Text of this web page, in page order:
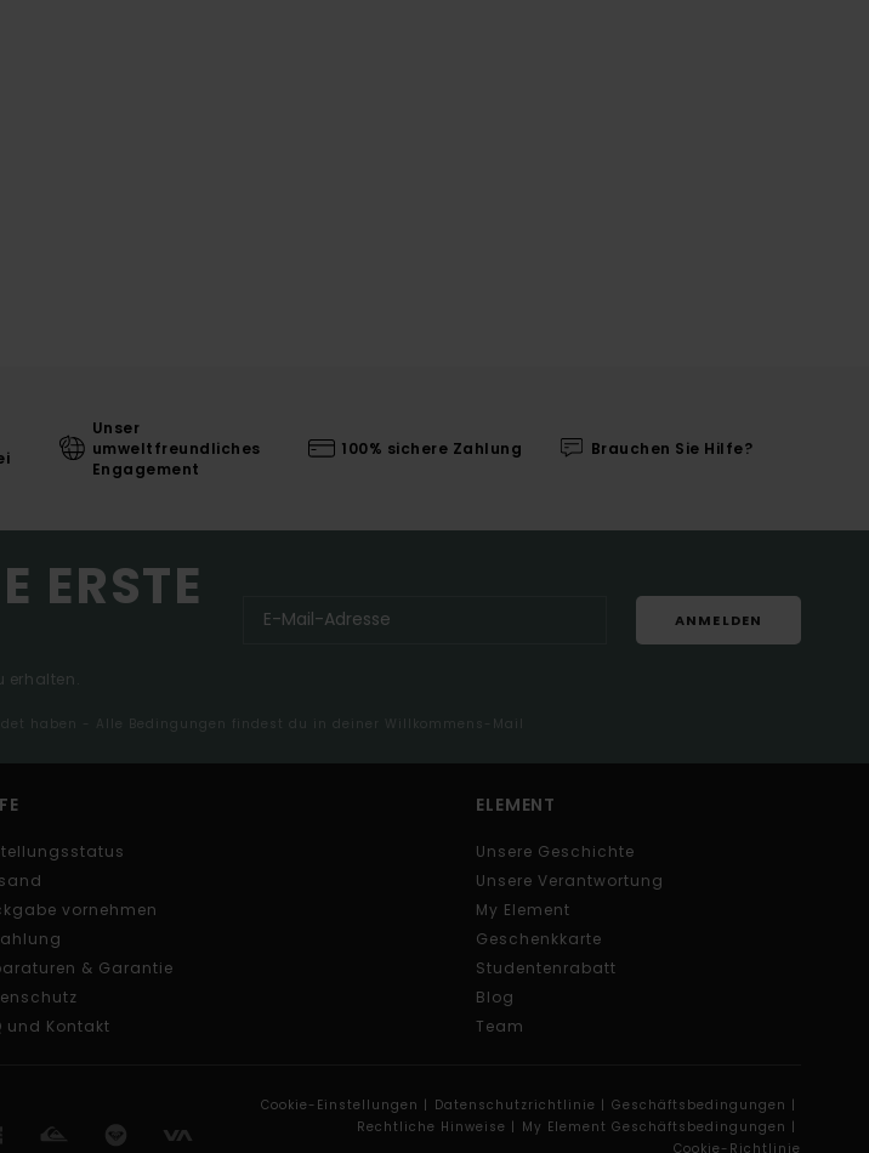
Unser
umweltfreundliches
Engagement
100% sichere Zahlung Brauchen Sie Hilfe?
ERSTE
erhalten.
ANMELDEN
haben - Alle Bedingungen findest du in deiner Willkommens-Mail
vornehmen
& Garantie
und Kontakt
ELEMENT
Unsere Geschichte
Unsere Verantwortung
My Element
Geschenkkarte
Studentenrabatt
Blog
Team
Cookie-Einstellungen | Datenschutzrichtlinie | Geschäftsbedingungen |
Rechtliche Hinweise | My Element Geschäftsbedingungen |
Cookie-Richtlinie